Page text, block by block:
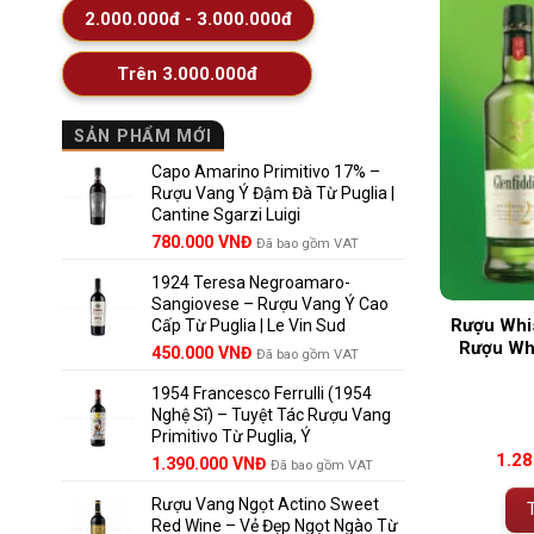
2.000.000đ - 3.000.000đ
Trên 3.000.000đ
SẢN PHẨM MỚI
Capo Amarino Primitivo 17% –
Rượu Vang Ý Đậm Đà Từ Puglia |
Cantine Sgarzi Luigi
Giá
là:
858.000 VNĐ.
780.000 VNĐGiá
tại
là:
780.000 VNĐ.
Đã bao gồm VAT
1924 Teresa Negroamaro-
Sangiovese – Rượu Vang Ý Cao
Cấp Từ Puglia | Le Vin Sud
Giá
là:
495.000 VNĐ.
450.000 VNĐGiá
tại
là:
450.000 VNĐ.
Đã bao gồm VAT
1954 Francesco Ferrulli (1954
Nghệ Sĩ) – Tuyệt Tác Rượu Vang
Primitivo Từ Puglia, Ý
Giá
là:
1.529.000 VNĐ.
1.390.000 VNĐGiá
tại
là:
Đã bao gồm VAT
Rượu Vang Ngọt Actino Sweet
Red Wine – Vẻ Đẹp Ngọt Ngào Từ
Rượu
Rượu